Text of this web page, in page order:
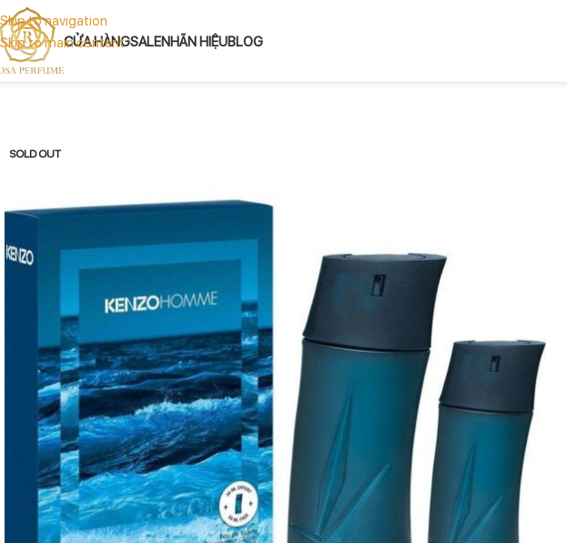
Skip to navigation
Skip to main content
CỬA HÀNGSALENHÃN HIỆUBLOG
SOLD OUT